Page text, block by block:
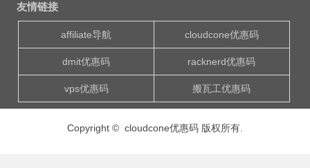
友情链接
affiliate导航 cloudcone优惠码
dmit优惠码 racknerd优惠码
vps优惠码 搬瓦工优惠码
Copyright © cloudcone优惠码 版权所有.